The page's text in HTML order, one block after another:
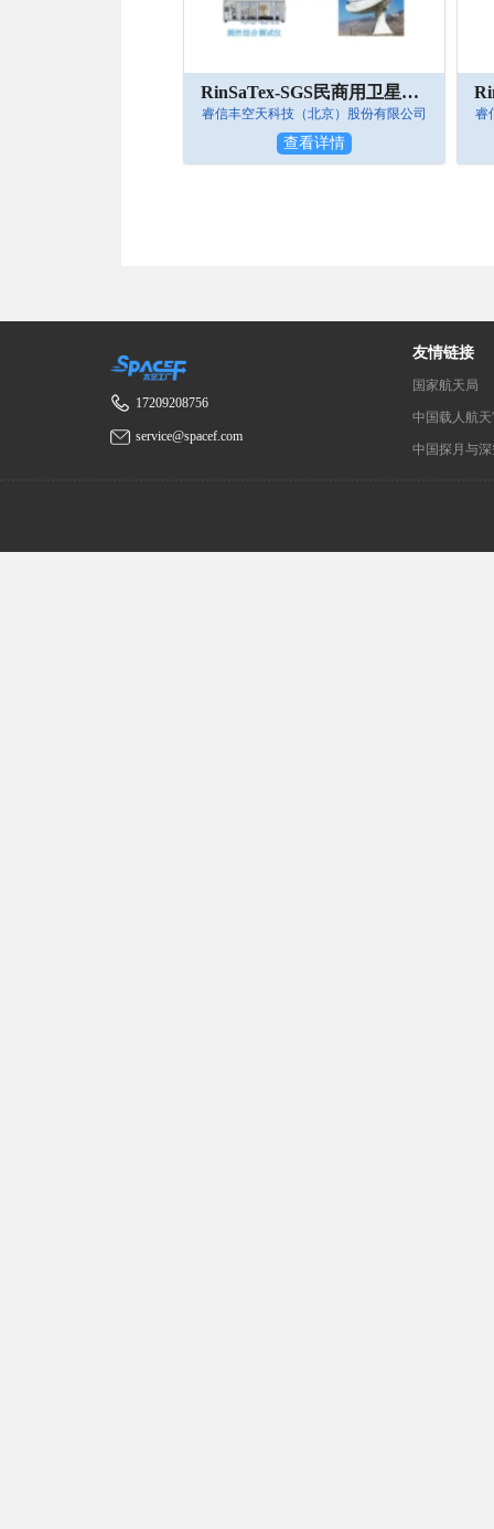
RinSaTex-SGS民商用卫星地面测控站
睿信丰空天科技（北京）股份有限公司
查看详情
睿
17209208756
service@spacef.com
友情链接
国家航天局
中国载人航
中国探月与